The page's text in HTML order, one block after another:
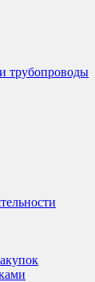
трубопроводы